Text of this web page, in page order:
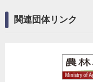
関連団体リンク